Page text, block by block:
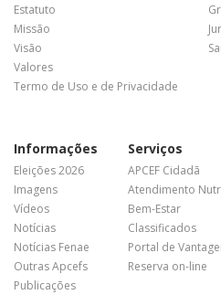
Estatuto
Missão
Visão
Valores
Termo de Uso e de Privacidade
Informações
Eleições 2026
Imagens
Vídeos
Notícias
Notícias Fenae
Outras Apcefs
Publicações
Serviços
APCEF Cidadã
Atendimento
Bem-Estar
Classificados
Portal de
Reserva on-line